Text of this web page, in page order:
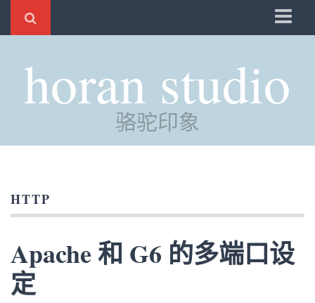
时光
评分
管理
horan studio
骆驼印象
HTTP
Apache 和 G6 的多端口设
定